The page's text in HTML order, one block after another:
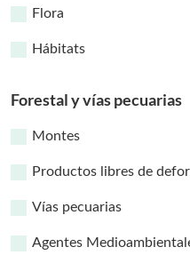
Flora
Hábitats
Forestal y vías pecuarias
Montes
Productos libres de
Vías pecuarias
Agentes